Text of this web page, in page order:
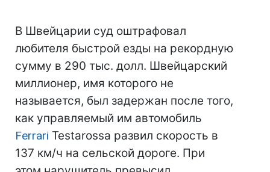
В Швейцарии суд оштрафовал
любителя быстрой езды на рекордную
сумму в 290 тыс. долл. Швейцарский
миллионер, имя которого не
называется, был задержан после того,
как управляемый им автомобиль
Ferrari Testarossa развил скорость в
137 км/ч на сельской дороге. При